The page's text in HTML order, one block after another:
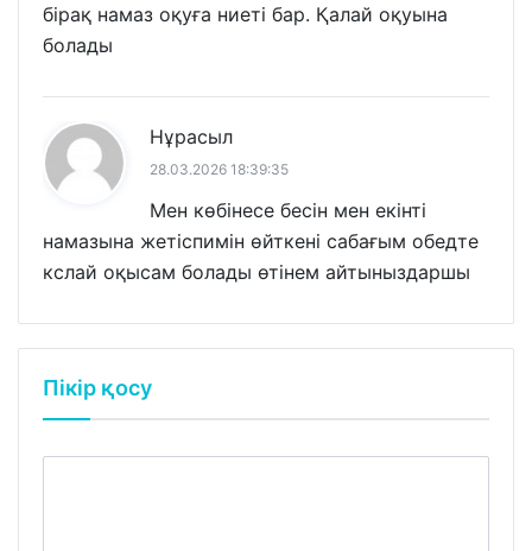
бірақ намаз оқуға ниеті бар. Қалай оқуына
болады
Нұрасыл
28.03.2026 18:39:35
Мен көбінесе бесін мен екінті
намазына жетіспимін өйткені сабағым обедте
кслай оқысам болады өтінем айтыныздаршы
Пікір қосу